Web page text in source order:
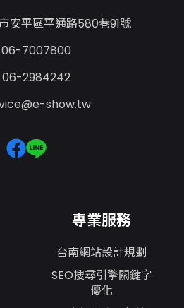
安平區平通路580巷91號
06-7007800
06-2984242
show.tw
專業服務
台南網站設計規劃
SEO搜尋引擎關鍵字
優化